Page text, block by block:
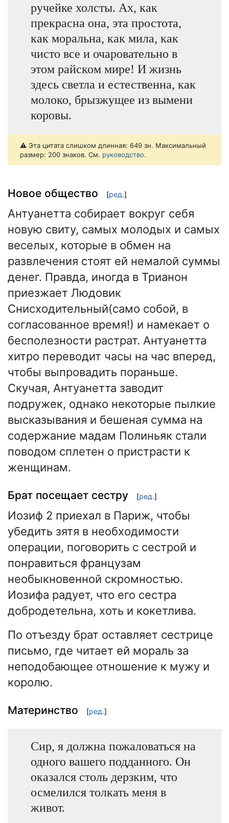
ручейке холсты. Ах, как
прекрасна она, эта простота,
как моральна, как мила, как
чисто все и очаровательно в
этом райском мире! И жизнь
здесь светла и естественна, как
молоко, брызжущее из вымени
коровы.
⚠️ Эта цитата слишком длинная: 649 зн. Максимальный
размер: 200 знаков. См. руководство.
Новое общество [ред.]
Антуанетта собирает вокруг себя
новую свиту, самых молодых и самых
веселых, которые в обмен на
развлечения стоят ей немалой суммы
денег. Правда, иногда в Трианон
приезжает Людовик
Снисходительный(само собой, в
согласованное время!) и намекает о
бесполезности растрат. Антуанетта
хитро переводит часы на час вперед,
чтобы выпровадить пораньше.
Скучая, Антуанетта заводит
подружек, однако некоторые пылкие
высказывания и бешеная сумма на
содержание мадам Полиньяк стали
поводом сплетен о пристрасти к
женщинам.
Брат посещает сестру [ред.]
Иозиф 2 приехал в Париж, чтобы
убедить зятя в необходимости
операции, поговорить с сестрой и
понравиться французам
необыкновенной скромностью.
Иозифа радует, что его сестра
добродетельна, хоть и кокетлива.
По отъезду брат оставляет сестрице
письмо, где читает ей мораль за
неподобающее отношение к мужу и
королю.
Материнство [ред.]
Сир, я должна пожаловаться на
одного вашего подданного. Он
оказался столь дерзким, что
осмелился толкать меня в
живот.